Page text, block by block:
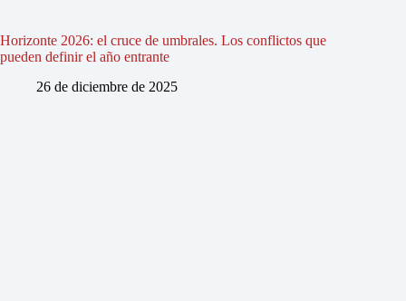
Horizonte 2026: el cruce de umbrales. Los conflictos que
pueden definir el año entrante
26 de diciembre de 2025